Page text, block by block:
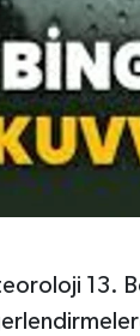
13.